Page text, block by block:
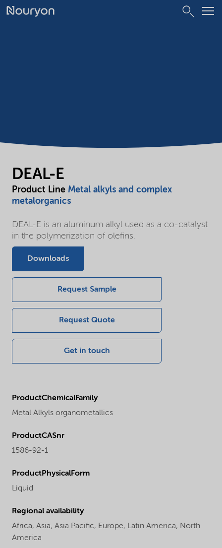
DEAL-E
Product Line Metal alkyls and complex
metalorganics
DEAL-E is an aluminum alkyl used as a co-catalyst
in the polymerization of olefins.
Downloads
Request Sample
Request Quote
Get in touch
ProductChemicalFamily
Metal Alkyls organometallics
ProductCASnr
1586-92-1
ProductPhysicalForm
Liquid
Regional availability
Africa, Asia, Asia Pacific, Europe, Latin America, North
America